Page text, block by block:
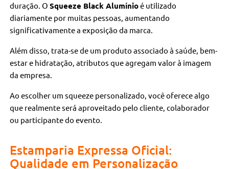
duração. OSqueeze Black Alumínioé utilizado
diariamente por muitas pessoas, aumentando
significativamente a exposição da marca.
Além disso, trata-se de um produto associado à saúde, bem-
estar e hidratação, atributos que agregam valor à imagem
da empresa.
Ao escolher um squeeze personalizado, você oferece algo
que realmente será aproveitado pelo cliente, colaborador
ou participante do evento.
Estamparia Expressa Oficial:
Qualidade em Personalização